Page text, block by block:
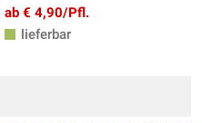
ab € 4,90/Pfl.
lieferbar